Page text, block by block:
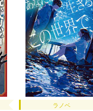
ラノベ